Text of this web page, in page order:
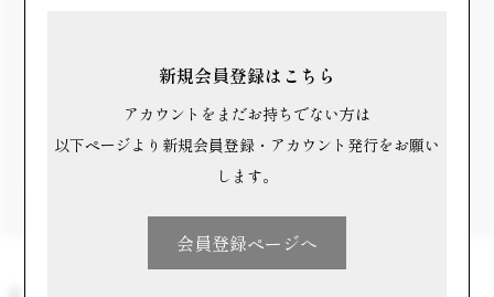
を建設し、月間15万個以上の能力を保有しておりま
だ！」と多くの方に届いてほしいと願っています。
新規会員登録はこちら
アカウントをまだお持ちでない方は
以下ページより新規会員登録・アカウント発行をお願い
します。
会員登録ページへ